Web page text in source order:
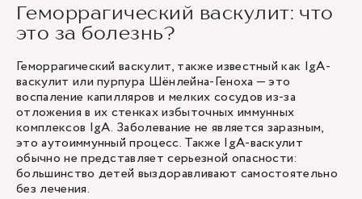
Геморрагический васкулит: что
это за болезнь?
Геморрагический васкулит, также известный как IgA-
васкулит или пурпура Шёнлейна-Геноха — это
воспаление капилляров и мелких сосудов из-за
отложения в их стенках избыточных иммунных
комплексов IgA. Заболевание не является заразным,
это аутоиммунный процесс. Также IgA-васкулит
обычно не представляет серьезной опасности:
большинство детей выздоравливают самостоятельно
без лечения.